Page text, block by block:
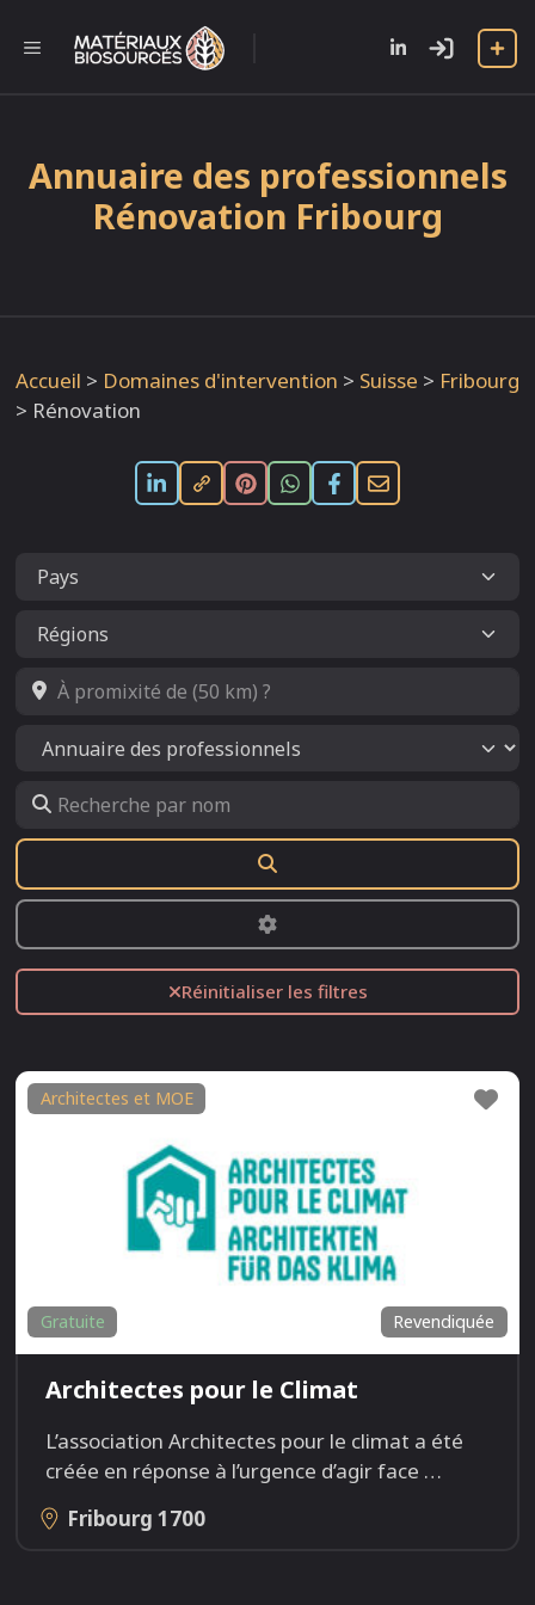
contenu
MENU
Annuaire des professionnels
Rénovation Fribourg
Accueil > Domaines d'intervention > Suisse > Fribourg
> Rénovation
À promixité de (50 km) ?
Select search type
Recherche par nom
Advanced Filters
Réinitialiser les filtres
Architectes et MOE
Revendiquée
Gratuite
Architectes pour le Climat
L’association Architectes pour le climat a été
créée en réponse à l’urgence d’agir face …
Fribourg 1700